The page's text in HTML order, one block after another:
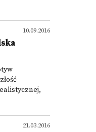
10.09.2016
21.03.2016